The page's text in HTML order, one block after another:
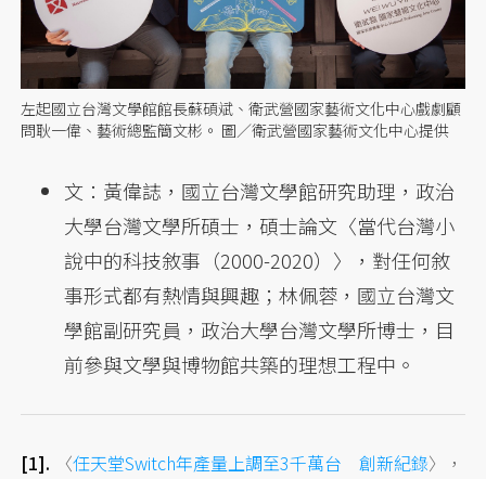
左起國立台灣文學館館長蘇碩斌、衛武營國家藝術文化中心戲劇顧
問耿一偉、藝術總監簡文彬。 圖／衛武營國家藝術文化中心提供
文：黃偉誌，國立台灣文學館研究助理，政治
大學台灣文學所碩士，碩士論文〈當代台灣小
說中的科技敘事（2000-2020）〉，對任何敘
事形式都有熱情與興趣；林佩蓉，國立台灣文
學館副研究員，政治大學台灣文學所博士，目
前參與文學與博物館共築的理想工程中。
〈任天堂Switch年產量上調至3千萬台 創新紀錄〉，